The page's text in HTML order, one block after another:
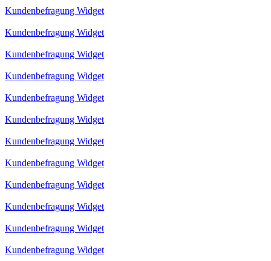
Kundenbefragung Widget
Kundenbefragung Widget
Kundenbefragung Widget
Kundenbefragung Widget
Kundenbefragung Widget
Kundenbefragung Widget
Kundenbefragung Widget
Kundenbefragung Widget
Kundenbefragung Widget
Kundenbefragung Widget
Kundenbefragung Widget
Kundenbefragung Widget